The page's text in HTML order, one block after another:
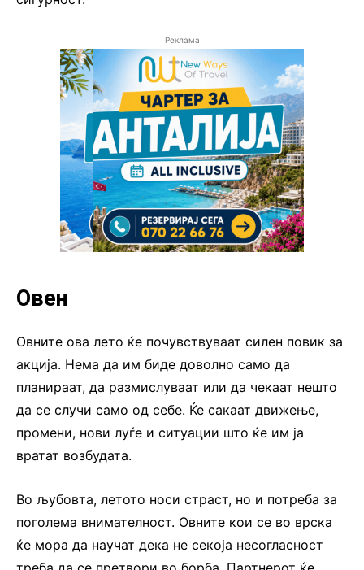
Реклама
Овен
Овните ова лето ќе почувствуваат силен повик за
акција. Нема да им биде доволно само да
планираат, да размислуваат или да чекаат нешто
да се случи само од себе. Ќе сакаат движење,
промени, нови луѓе и ситуации што ќе им ја
вратат возбудата.
Во љубовта, летото носи страст, но и потреба за
поголема внимателност. Овните кои се во врска
ќе мора да научат дека не секоја несогласност